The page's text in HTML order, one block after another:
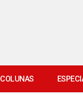
COLUNAS